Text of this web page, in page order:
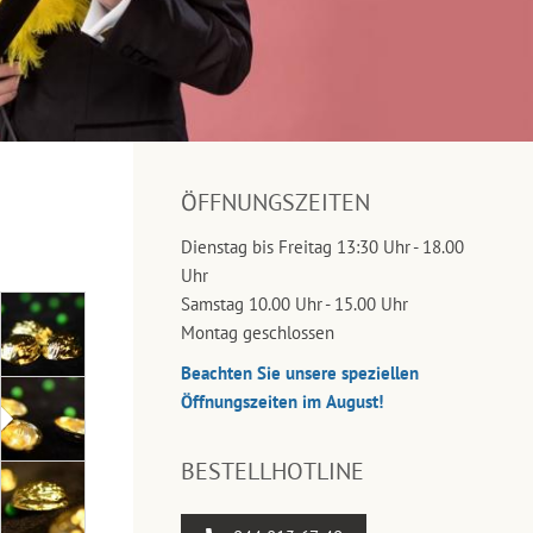
ÖFFNUNGSZEITEN
Dienstag bis Freitag 13:30 Uhr - 18.00
Uhr
Samstag 10.00 Uhr - 15.00 Uhr
Montag geschlossen
Beachten Sie unsere speziellen
Öffnungszeiten im August!
BESTELLHOTLINE